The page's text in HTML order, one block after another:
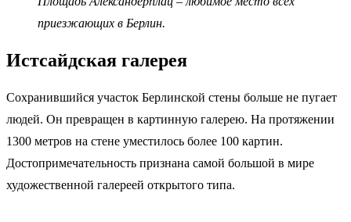
приезжающих в Берлин.
Истсайдская галерея
Сохранившийся участок Берлинской стены больше не пугает
людей. Он превращен в картинную галерею. На протяжении
1300 метров на стене уместилось более 100 картин.
Достопримечательность признана самой большой в мире
художественной галереей открытого типа.